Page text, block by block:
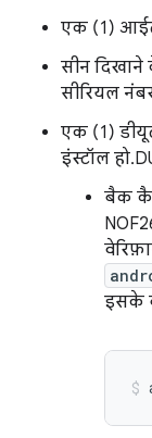
एक (1)
सीन
सीरियल
एक (1)
इंस्टॉल हो.
बैक
इसके